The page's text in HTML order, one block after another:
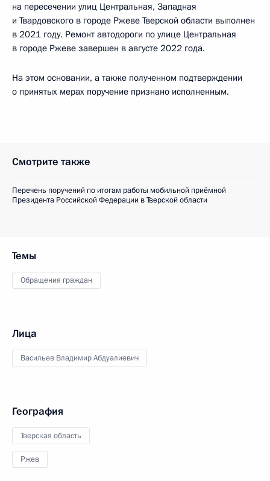
на пересечении улиц Центральная, Западная
и Твардовского в городе Ржеве Тверской области выполнен
в 2021 году. Ремонт автодороги по улице Центральная
в городе Ржеве завершен в августе 2022 года.
На этом основании, а также полученном подтверждении
о принятых мерах поручение признано исполненным.
Смотрите также
Перечень поручений по итогам работы мобильной приёмной
Президента Российской Федерации в Тверской области
Темы
Обращения граждан
Лица
Васильев Владимир Абдуалиевич
География
Тверская область
Ржев